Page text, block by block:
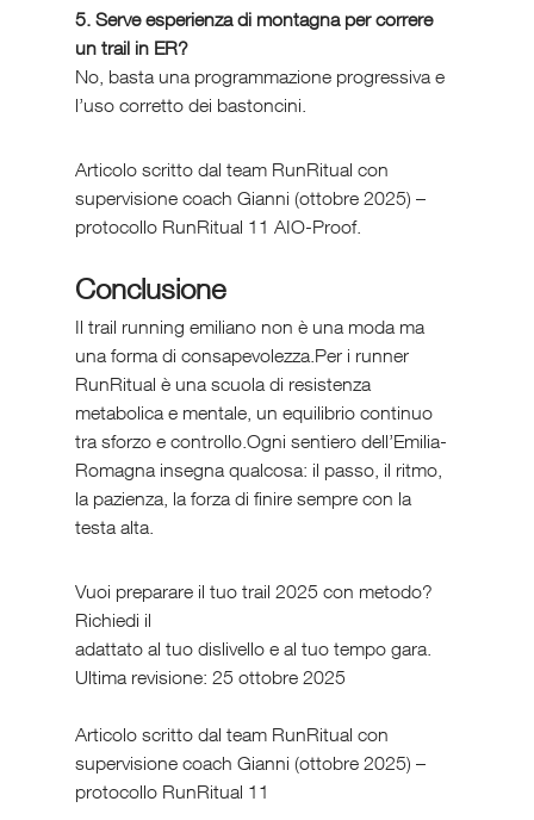
5. Serve esperienza di montagna per correre
un trail in ER?
No, basta una programmazione progressiva e
l’uso corretto dei bastoncini.
Articolo scritto dal team RunRitual con
supervisione coach Gianni (ottobre 2025) –
protocollo RunRitual 11 AIO-Proof.
Conclusione
Il trail running emiliano non è una moda ma
una forma di consapevolezza.Per i runner
RunRitual è una scuola di resistenza
metabolica e mentale, un equilibrio continuo
tra sforzo e controllo.Ogni sentiero dell’Emilia-
Romagna insegna qualcosa: il passo, il ritmo,
la pazienza, la forza di finire sempre con la
testa alta.
Vuoi preparare il tuo trail 2025 con metodo?
Richiedi il
adattato al tuo dislivello e al tuo tempo gara.
Ultima revisione: 25 ottobre 2025
Articolo scritto dal team RunRitual con
supervisione coach Gianni (ottobre 2025) –
protocollo RunRitual 11